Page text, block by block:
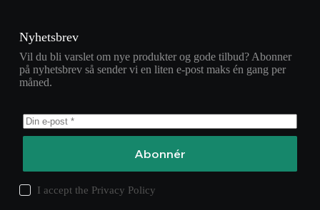
Nyhetsbrev
Vil du bli varslet om nye produkter og gode tilbud? Abonner
på nyhetsbrev så sender vi en liten e-post maks én gang per
måned.
Abonnér
I accept the Privacy Policy